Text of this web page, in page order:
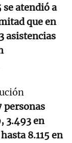
atendió a
que en
asistencias
personas
3.493 en
8.115 en